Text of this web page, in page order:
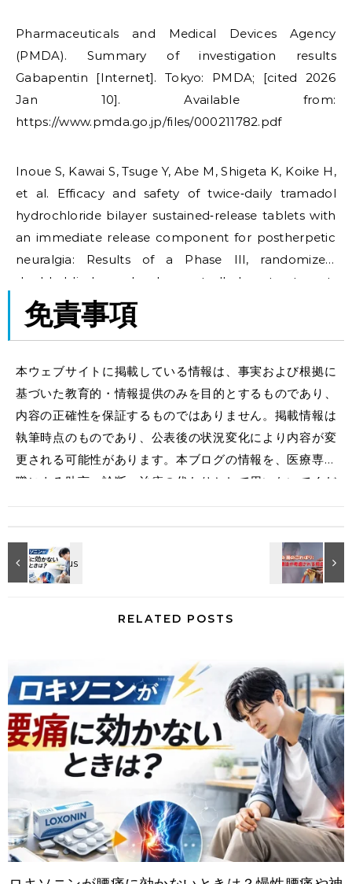
Pharmaceuticals and Medical Devices Agency
(PMDA). Summary of investigation results
Gabapentin [Internet]. Tokyo: PMDA; [cited 2026
Jan 10]. Available from:
https://www.pmda.go.jp/files/000211782.pdf​
Inoue S, Kawai S, Tsuge Y, Abe M, Shigeta K, Koike H,
et al. Efficacy and safety of twice‐daily tramadol
hydrochloride bilayer sustained‐release tablets with
an immediate release component for postherpetic
neuralgia: Results of a Phase III, randomized,
double‐blind, placebo‐controlled, treatment‐
withdrawal study. Pain Pract. 2023;23(4):358-69.
Available from:
免責事項
本ウェブサイトに掲載している情報は、事実および根拠に
基づいた教育的・情報提供のみを目的とするものであり、
内容の正確性を保証するものではありません。掲載情報は
執筆時点のものであり、公表後の状況変化により内容が変
更される可能性があります。本ブログの情報を、医療専門
職による助言、診断、治療の代わりとして用いないでくだ
RELATED POSTS